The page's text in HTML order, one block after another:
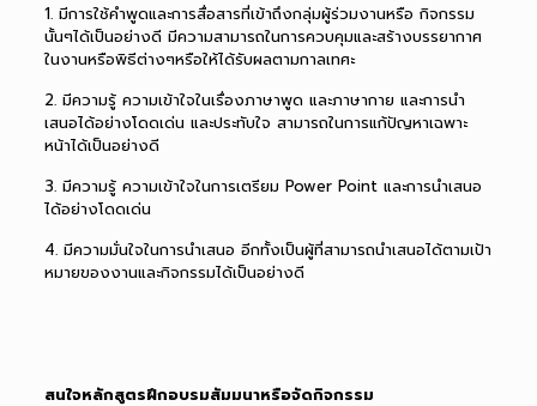
1. มีการใช้คำพูดและการสื่อสารที่เข้าถึงกลุ่มผู้ร่วมงานหรือ กิจกรรม
นั้นๆได้เป็นอย่างดี มีความสามารถในการควบคุมและสร้างบรรยากาศ
ในงานหรือพิธีต่างๆหรือให้ได้รับผลตามกาลเทศะ
2. มีความรู้ ความเข้าใจในเรื่องภาษาพูด และภาษากาย และการนำ
เสนอได้อย่างโดดเด่น และประทับใจ สามารถในการแก้ปัญหาเฉพาะ
หน้าได้เป็นอย่างดี
3. มีความรู้ ความเข้าใจในการเตรียม Power Point และการนำเสนอ
ได้อย่างโดดเด่น
4. มีความมั่นใจในการนำเสนอ อีกทั้งเป็นผู้ที่สามารถนำเสนอได้ตามเป้า
หมายของงานและกิจกรรมได้เป็นอย่างดี
สนใจหลักสูตรฝึกอบรมสัมมนาหรือจัดกิจกรรม